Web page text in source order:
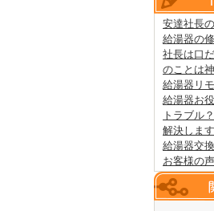
安達社長
給湯器の
社長は口
のことは
給湯器リ
給湯器お
トラブル
解決しま
給湯器交
お客様の声